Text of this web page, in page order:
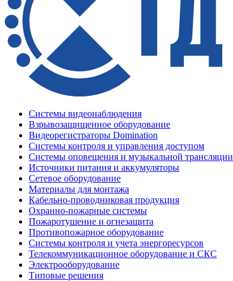
Системы видеонаблюдения
Взрывозащищенное оборудование
Видеорегистраторы Domination
Системы контроля и управления доступом
Системы оповещения и музыкальной трансляции
Источники питания и аккумуляторы
Сетевое оборудование
Материалы для монтажа
Кабельно-проводниковая продукция
Охранно-пожарные системы
Пожаротушение и огнезащита
Противопожарное оборудование
Системы контроля и учета энергоресурсов
Телекоммуникационное оборудование и СКС
Электрооборудование
Типовые решения